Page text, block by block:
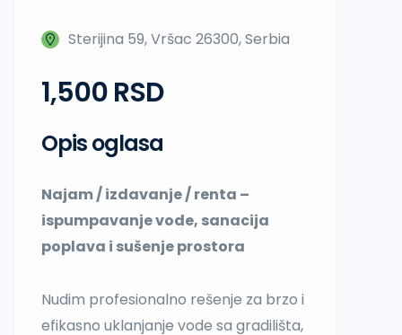
Sterijina 59, Vršac 26300, Serbia
1,500 RSD
Opis oglasa
Najam / izdavanje / renta –
ispumpavanje vode, sanacija
poplava i sušenje prostora
Nudim profesionalno rešenje za brzo i
efikasno uklanjanje vode sa gradilišta,